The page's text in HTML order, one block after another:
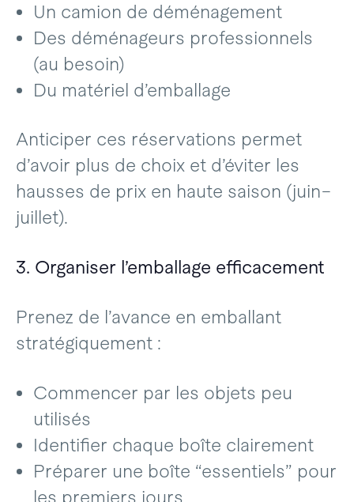
Un camion de déménagement
Des déménageurs professionnels
(au besoin)
Du matériel d’emballage
Anticiper ces réservations permet
d’avoir plus de choix et d’éviter les
hausses de prix en haute saison (juin–
juillet).
3. Organiser l’emballage efficacement
Prenez de l’avance en emballant
stratégiquement :
Commencer par les objets peu
utilisés
Identifier chaque boîte clairement
Préparer une boîte “essentiels” pour
les premiers jours